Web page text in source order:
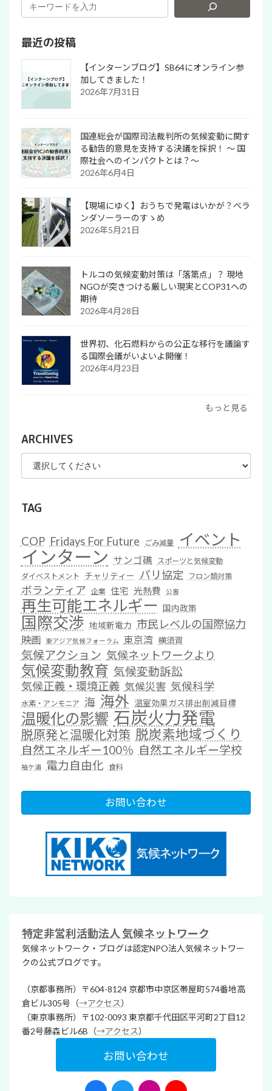
最近の投稿
【インターンブログ】SB64にオンライン参
加してきました！
2026年7月31日
国連総会が国際司法裁判所の気候変動に関す
る勧告的意見を支持する決議を採択！ 〜 国
際社会へのインパクトとは？～
2026年6月4日
【現場にゆく】おうちで発電はいかが？ベラ
ンダソーラーのすゝめ
2026年5月21日
トルコの気候変動対策は「落第点」？ 現地
NGOが突きつける厳しい現実とCOP31への
期待
2026年4月28日
世界初、化石燃料からの公正な移行を議論す
る国際会議がいよいよ開催！
2026年4月23日
もっと見る
ARCHIVES
TAG
COP Fridays For Future ごみ減量 イベント
インターン サンゴ礁
スポーツと気候変動
ダイベストメント
チャリティー パリ協定 フロン類対策
ボランティア 企業 住宅 光熱費 公害
再生可能エネルギー 国内政策
国際交渉 地域新電力 市民レベルの国際協力
映画 東アジア気候フォーラム 東京湾 横須賀
気候アクション 気候ネットワークより
気候変動教育 気候変動訴訟
気候正義・環境正義 気候災害 気候科学
水素・アンモニア 海 海外 温室効果ガス排出削減目標
温暖化の影響 石炭火力発電
脱原発と温暖化対策 脱炭素地域づくり
自然エネルギー100％ 自然エネルギー学校
袖ケ浦 電力自由化 食料
お問い合わせ
特定非営利活動法人 気候ネットワーク
気候ネットワーク・ブログは認定NPO法人気候ネットワー
クの公式ブログです。
（京都事務所）〒604-8124 京都市中京区帯屋町574番地高
倉ビル305号（→アクセス）
（東京事務所）〒102-0093 東京都千代田区平河町2丁目12
番2号藤森ビル6B（→アクセス）
お問い合わせ